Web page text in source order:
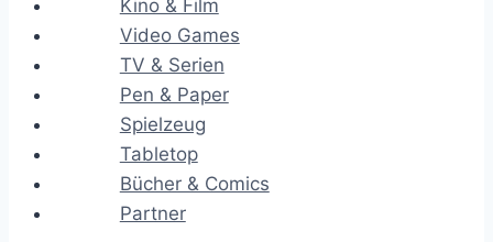
Kino & Film
Video Games
TV & Serien
Pen & Paper
Spielzeug
Tabletop
Bücher & Comics
Partner